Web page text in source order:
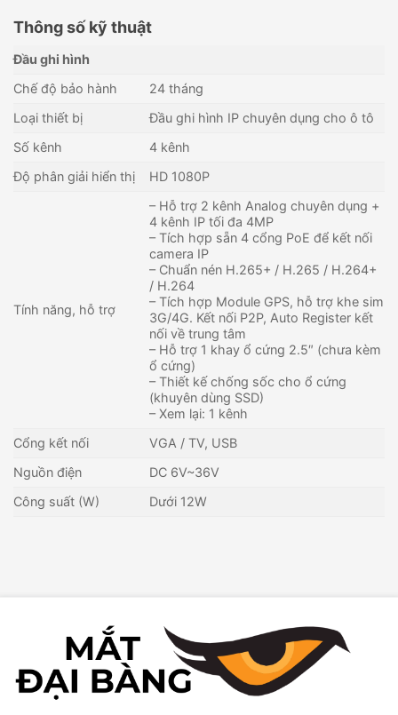
Thông số kỹ thuật
Đầu ghi hình
Chế độ bảo hành
24 tháng
Loại thiết bị
Đầu ghi hình IP chuyên dụng cho ô tô
Số kênh
4 kênh
Độ phân giải hiển thị
HD 1080P
Tính năng, hỗ trợ
– Hỗ trợ 2 kênh Analog chuyên dụng +
4 kênh IP tối đa 4MP
– Tích hợp sẵn 4 cổng PoE để kết nối
camera IP
– Chuẩn nén H.265+ / H.265 / H.264+
/ H.264
– Tích hợp Module GPS, hỗ trợ khe sim
3G/4G. Kết nối P2P, Auto Register kết
nối về trung tâm
– Hỗ trợ 1 khay ổ cứng 2.5″ (chưa kèm
ổ cứng)
– Thiết kế chống sốc cho ổ cứng
(khuyên dùng SSD)
– Xem lại: 1 kênh
Cổng kết nối
VGA / TV, USB
Nguồn điện
DC 6V~36V
Công suất (W)
Dưới 12W